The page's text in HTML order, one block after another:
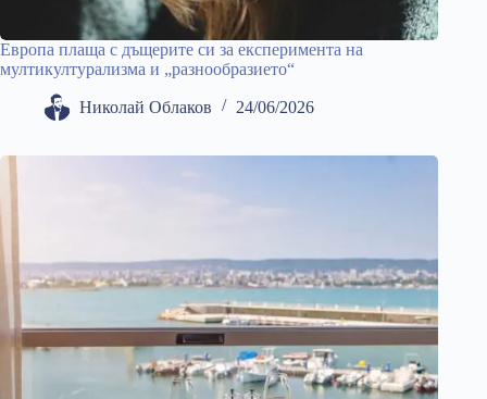
Европа плаща с дъщерите си за експеримента на
мултикултурализма и „разнообразието“
Николай Облаков 24/06/2026